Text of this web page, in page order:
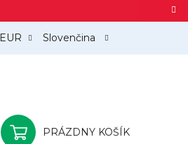
EUR Slovenčina
PRÁZDNY KOŠÍK